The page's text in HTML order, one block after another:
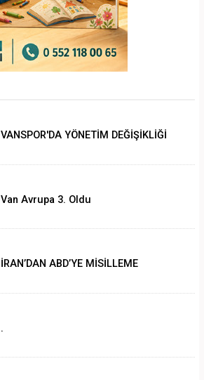
VANSPOR'DA YÖNETİM DEĞİŞİKLİĞİ
Van Avrupa 3. Oldu
İRAN’DAN ABD’YE MİSİLLEME
.